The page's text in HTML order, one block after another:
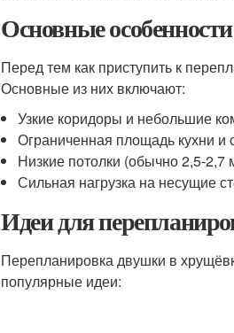
Основные
Перед тем как приступить к
Основные из них включают:
Узкие коридоры и небольшие
Ограниченная площадь кухни и
Низкие потолки (обычно 2,5-2,7
Сильная нагрузка на несущие
Идеи для
Перепланировка двушки в
популярные идеи: